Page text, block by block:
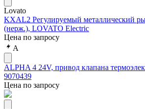
Lovato
KXAL2 Регулируемый металлический
(нерж.), LOVATO Electric
Цена по запросу
A
ALPHA 4 24V, привод клапана
9070439
Цена по запросу